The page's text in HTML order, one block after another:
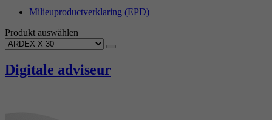
Milieuproductverklaring (EPD)
Produkt auswählen
Digitale adviseur